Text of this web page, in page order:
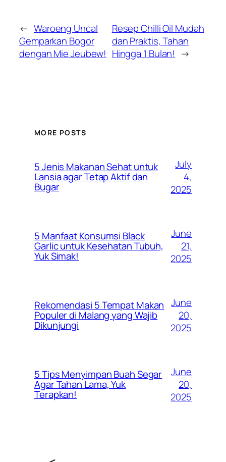
← Waroeng Uncal
Gemparkan Bogor
dengan Mie Jeubew!
Resep Chilli Oil Mudah
dan Praktis, Tahan
Hingga 1 Bulan! →
MORE POSTS
5 Jenis Makanan Sehat untuk
Lansia agar Tetap Aktif dan
Bugar
July
4,
2025
5 Manfaat Konsumsi Black
Garlic untuk Kesehatan Tubuh,
Yuk Simak!
June
21,
2025
Rekomendasi 5 Tempat Makan
Populer di Malang yang Wajib
Dikunjungi
June
20,
2025
5 Tips Menyimpan Buah Segar
Agar Tahan Lama, Yuk
Terapkan!
June
20,
2025